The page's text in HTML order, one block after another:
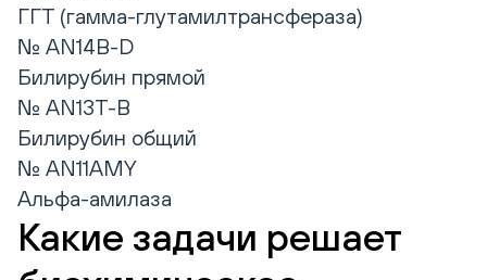
ГГТ (гамма-глутамилтрансфераза)
№ AN14B-D
Билирубин прямой
№ AN13T-B
Билирубин общий
№ AN11AMY
Альфа-амилаза
Какие задачи решает